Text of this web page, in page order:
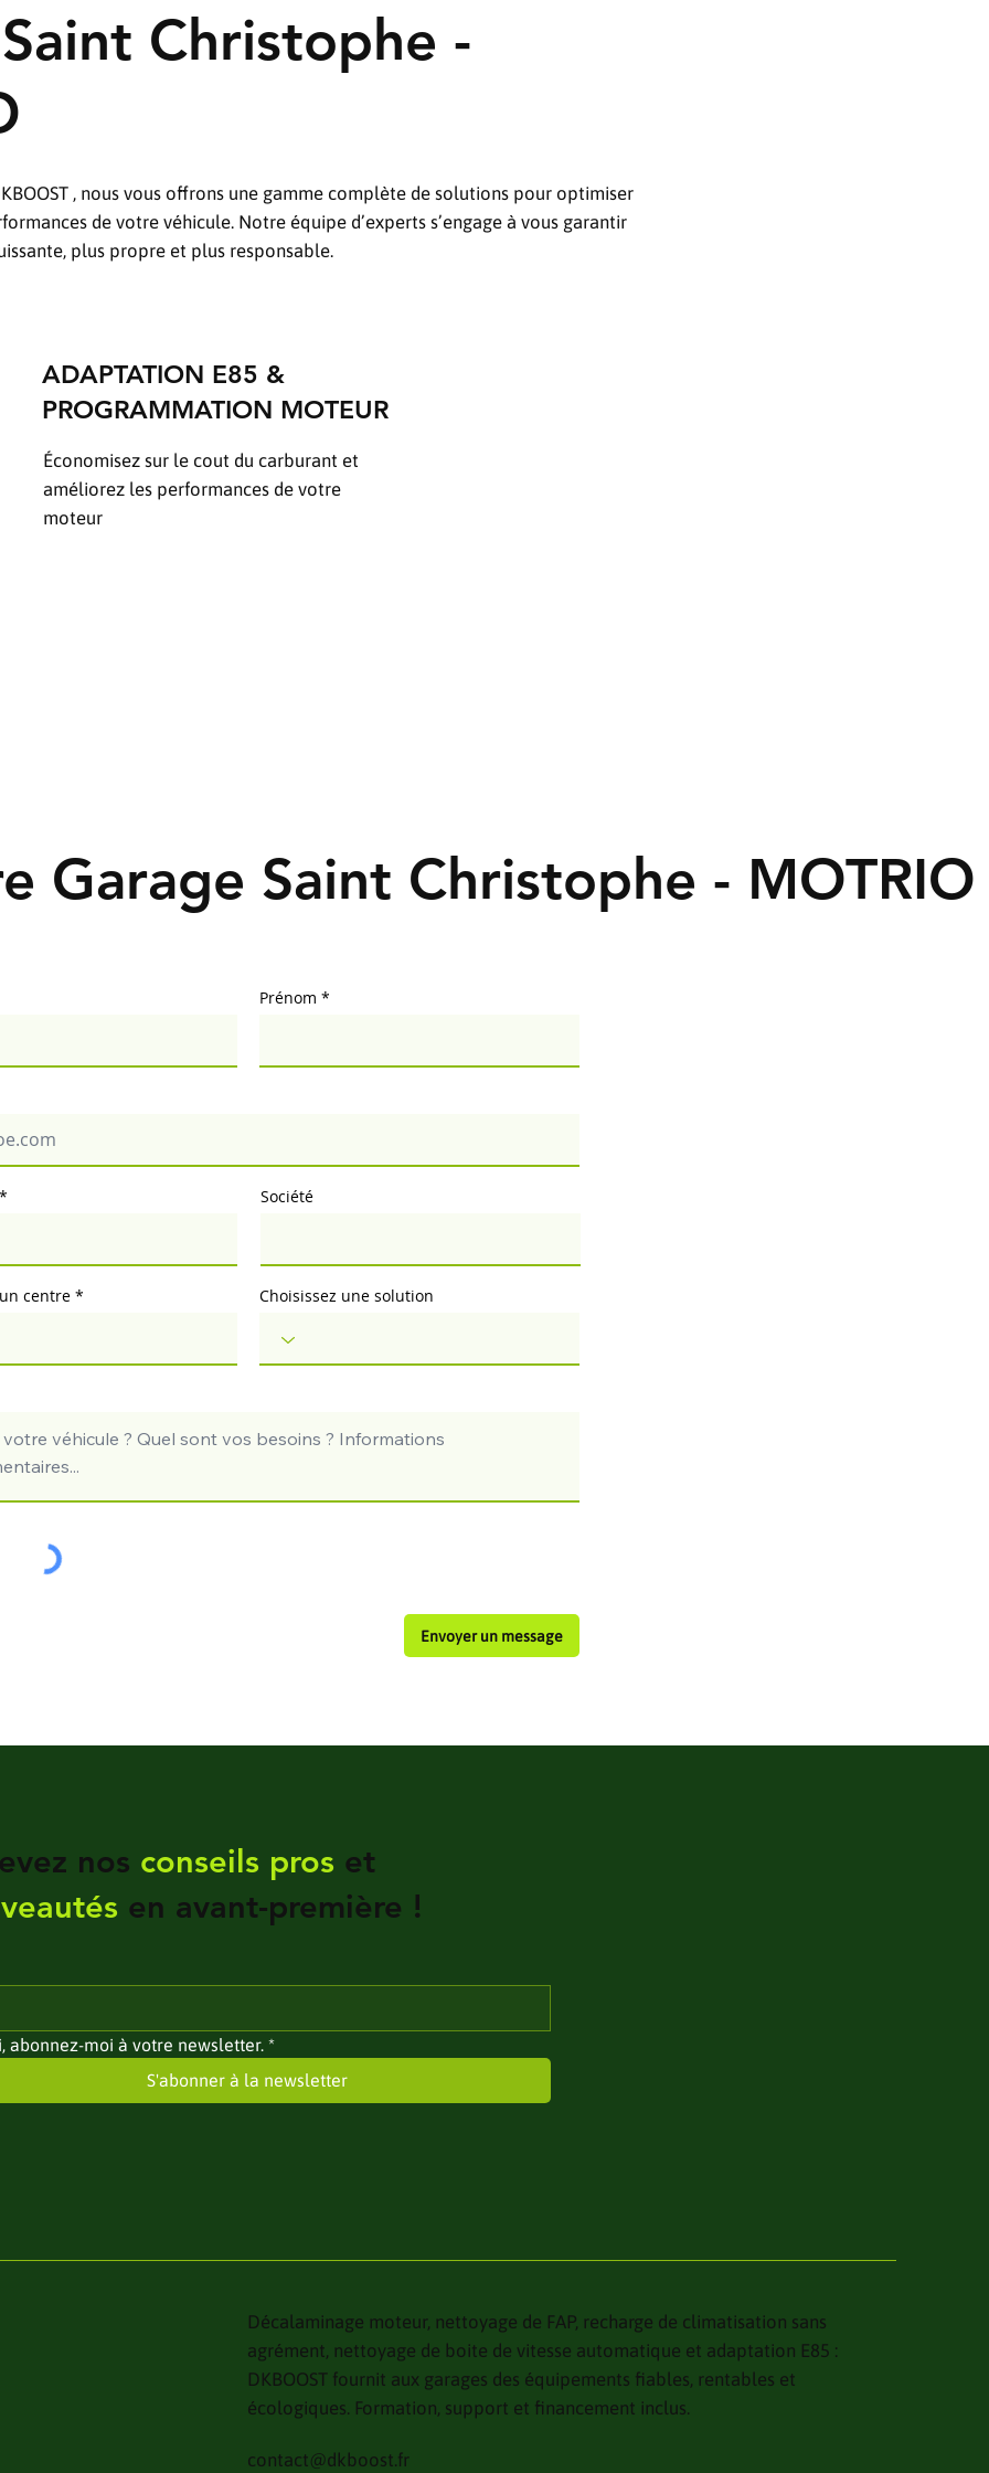
Christophe -
, nous vous offrons une gamme complète de solutions pour optimiser
de votre véhicule. Notre équipe d’experts s’engage à vous garantir
plus propre et plus responsable.
ADAPTATION E85 &
PROGRAMMATION MOTEUR
Économisez sur le cout du carburant et
améliorez les performances de votre
moteur
Garage Saint Christophe - MOTRIO
centre
Prénom
Société
Choisissez une solution
Envoyer un message
nos conseils pros et
en avant-première !
abonnez-moi à votre newsletter. *
S'abonner à la newsletter
Décalaminage moteur, nettoyage de FAP, recharge de climatisation sans
agrément, nettoyage de boite de vitesse automatique et adaptation E85 :
DKBOOST fournit aux garages des équipements fiables, rentables et
écologiques. Formation, support et financement inclus.
contact@dkboost.fr